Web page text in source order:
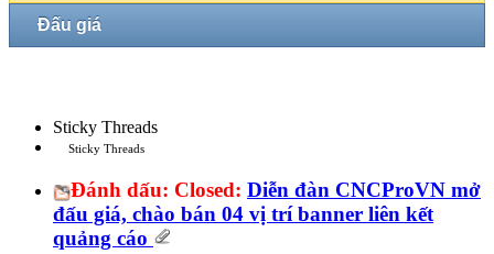
Đấu giá
Sticky Threads
Sticky Threads
Đánh dấu: Closed: Diễn đàn CNCProVN mở
đấu giá, chào bán 04 vị trí banner liên kết
quảng cáo